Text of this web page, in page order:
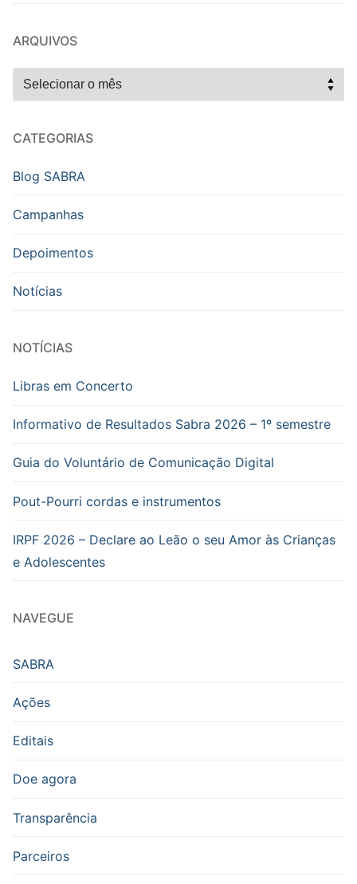
ARQUIVOS
Arquivos
CATEGORIAS
Blog SABRA
Campanhas
Depoimentos
Notícias
NOTÍCIAS
Libras em Concerto
Informativo de Resultados Sabra 2026 – 1º semestre
Guia do Voluntário de Comunicação Digital
Pout-Pourri cordas e instrumentos
IRPF 2026 – Declare ao Leão o seu Amor às Crianças
e Adolescentes
NAVEGUE
SABRA
Ações
Editais
Doe agora
Transparência
Parceiros